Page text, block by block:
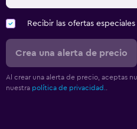
Recibir las ofertas
Crea una alerta de precio
Al crear una alerta de precio, aceptas
nuestra política de privacidad.